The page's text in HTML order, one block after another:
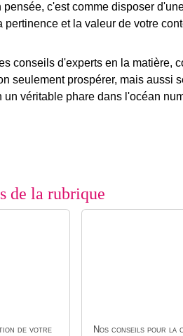
c'est comme disposer
pertinence et la valeur de votre
conseils d'experts en la matière,
seulement prospérer, mais aussi
un véritable phare dans l'océan
de la rubrique
de votre Nos conseils pour la